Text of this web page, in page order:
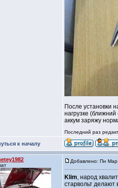
После установки
нагрузке
аккум заряжу
Последний раз
к началу
Добавлено: Пн
Klim, народ
старвольт делают